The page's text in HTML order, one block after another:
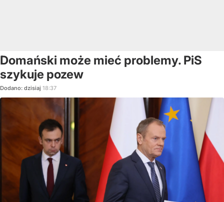
Domański może mieć problemy. PiS
szykuje pozew
Dodano: dzisiaj 18:37